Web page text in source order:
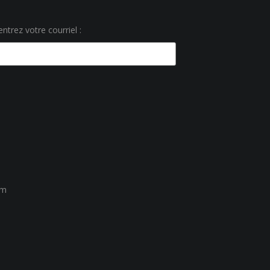
votre courriel :